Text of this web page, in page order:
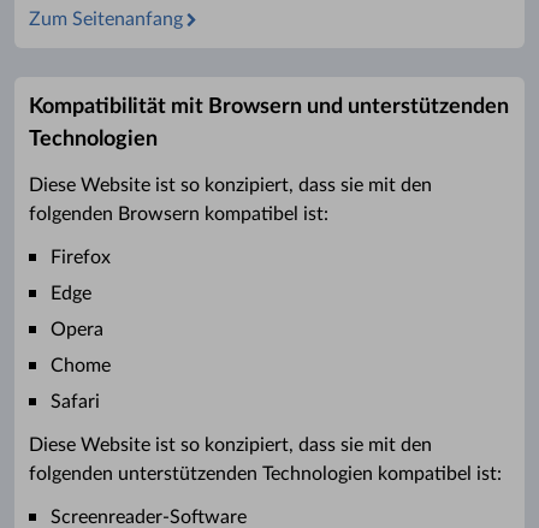
Zum Seitenanfang
Kompatibilität mit Browsern und unterstützenden
Technologien
Diese Website ist so konzipiert, dass sie mit den
folgenden Browsern kompatibel ist:
Firefox
Edge
Opera
Chome
Safari
Diese Website ist so konzipiert, dass sie mit den
folgenden unterstützenden Technologien kompatibel ist:
Screenreader-Software